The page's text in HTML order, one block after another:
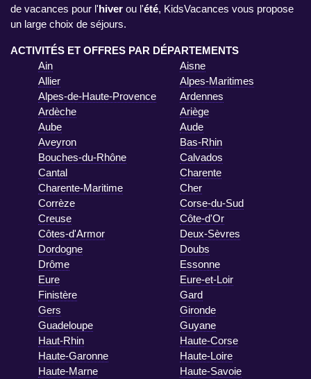
de vacances pour l'hiver ou l'été, KidsVacances vous propose
un large choix de séjours.
ACTIVITÉS ET OFFRES PAR DÉPARTEMENTS
Ain
Aisne
Allier
Alpes-Maritimes
Alpes-de-Haute-Provence
Ardennes
Ardèche
Ariège
Aube
Aude
Aveyron
Bas-Rhin
Bouches-du-Rhône
Calvados
Cantal
Charente
Charente-Maritime
Cher
Corrèze
Corse-du-Sud
Creuse
Côte-d'Or
Côtes-d'Armor
Deux-Sèvres
Dordogne
Doubs
Drôme
Essonne
Eure
Eure-et-Loir
Finistère
Gard
Gers
Gironde
Guadeloupe
Guyane
Haut-Rhin
Haute-Corse
Haute-Garonne
Haute-Loire
Haute-Marne
Haute-Savoie